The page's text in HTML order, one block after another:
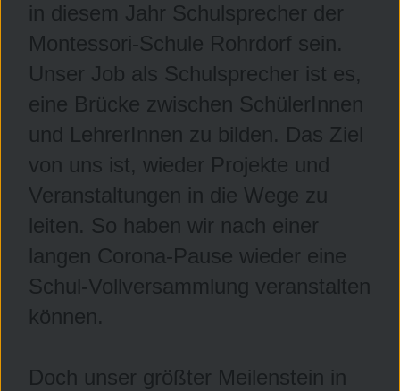
in diesem Jahr Schulsprecher der
Montessori-Schule Rohrdorf sein.
Unser Job als Schulsprecher ist es,
eine Brücke zwischen SchülerInnen
und LehrerInnen zu bilden. Das Ziel
von uns ist, wieder Projekte und
Veranstaltungen in die Wege zu
leiten. So haben wir nach einer
langen Corona-Pause wieder eine
Schul-Vollversammlung veranstalten
können.
Doch unser größter Meilenstein in